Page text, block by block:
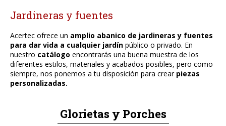
Jardineras y fuentes
Acertec ofrece un amplio abanico de jardineras y fuentes
para dar vida a cualquier jardín público o privado. En
nuestro catálogo encontrarás una buena muestra de los
diferentes estilos, materiales y acabados posibles, pero como
siempre, nos ponemos a tu disposición para crear piezas
personalizadas.
Glorietas y Porches